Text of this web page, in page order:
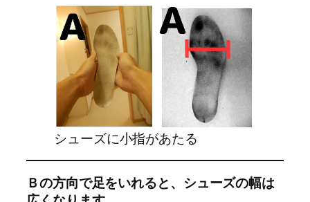
シューズに小指があたる
Ｂの方向で足をいれると、シューズの幅は